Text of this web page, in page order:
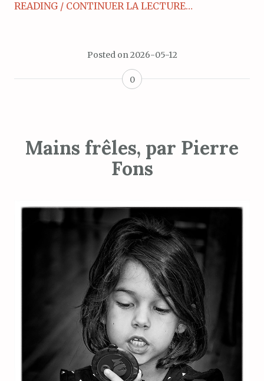
READING / CONTINUER LA LECTURE…
Posted on2026-05-12
0
Mains frêles, par Pierre
Fons